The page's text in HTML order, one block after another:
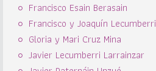
Francisco Esain Berasain
Francisco y Joaquín Lecumberri
Gloria y Mari Cruz Mina
Javier Lecumberri Larrainzar